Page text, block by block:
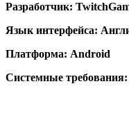
Разработчик:
Язык интерфейса:
Платформа: Android
Системные